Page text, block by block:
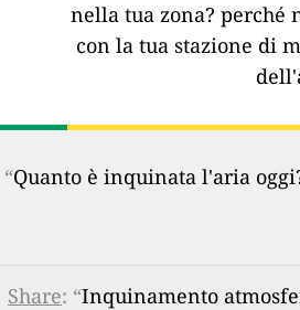
nella tua zona? perché
con la tua stazione di
Quanto è inquinata l'aria
Share: “Inquinamento